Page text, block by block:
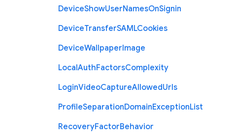
DeviceShowUserNamesOnSignin
DeviceTransferSAMLCookies
DeviceWallpaperImage
LocalAuthFactorsComplexity
LoginVideoCaptureAllowedUrls
ProfileSeparationDomainExceptionList
RecoveryFactorBehavior